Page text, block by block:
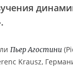
.
Пьер Агостини
Krausz,